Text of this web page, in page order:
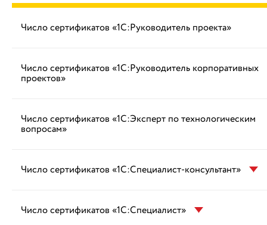
Число сертификатов «1С:Руководитель проекта»
Число сертификатов «1С:Руководитель корпоративных
проектов»
Число сертификатов «1С:Эксперт по технологическим
вопросам»
Число сертификатов «1С:Специалист-консультант»
Число сертификатов «1С:Специалист»